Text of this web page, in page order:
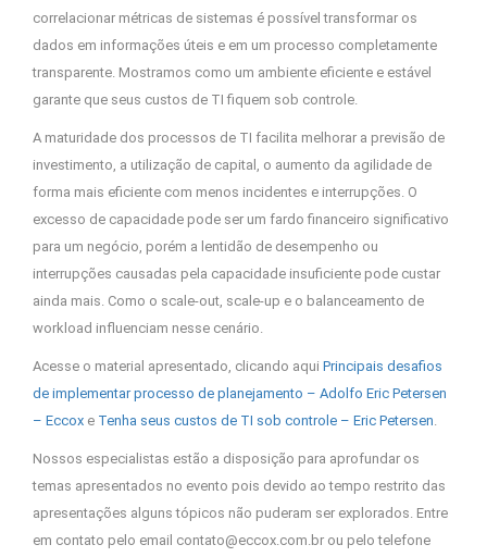
correlacionar métricas de sistemas é possível transformar os
dados em informações úteis e em um processo completamente
transparente. Mostramos como um ambiente eficiente e estável
garante que seus custos de TI fiquem sob controle.
A maturidade dos processos de TI facilita melhorar a previsão de
investimento, a utilização de capital, o aumento da agilidade de
forma mais eficiente com menos incidentes e interrupções. O
excesso de capacidade pode ser um fardo financeiro significativo
para um negócio, porém a lentidão de desempenho ou
interrupções causadas pela capacidade insuficiente pode custar
ainda mais. Como o scale-out, scale-up e o balanceamento de
workload influenciam nesse cenário.
Acesse o material apresentado, clicando aqui Principais desafios
de implementar processo de planejamento – Adolfo Eric Petersen
– Eccox e Tenha seus custos de TI sob controle – Eric Petersen
Nossos especialistas estão a disposição para aprofundar os
temas apresentados no evento pois devido ao tempo restrito das
apresentações alguns tópicos não puderam ser explorados. Entre
em contato pelo email contato@eccox.com.br ou pelo telefone